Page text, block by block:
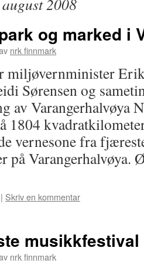
august 2008
og marked i
nrk finnmark
miljøvernminister
Sørensen og
av Varangerhalvøya
1804
vernesone fra
på
| Skriv en kommentar
musikkfestival
nrk finnmark